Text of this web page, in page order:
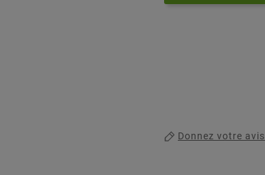
Donnez votre avis